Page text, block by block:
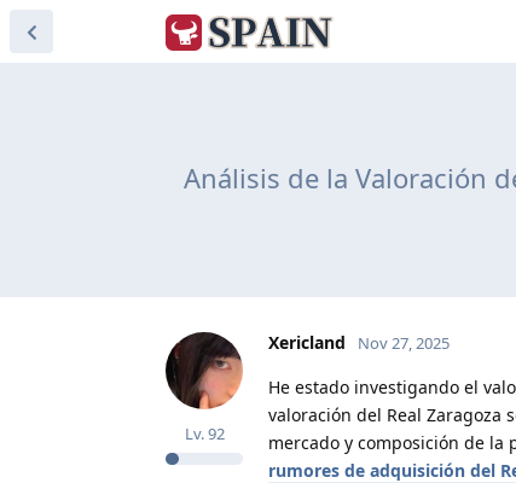
Análisis de la Valoración
Xericland
Lv.92
Nov 27, 2025
He estado investigando el
valoración del Real Zaragoza
mercado y composición de
rumores de adquisición del